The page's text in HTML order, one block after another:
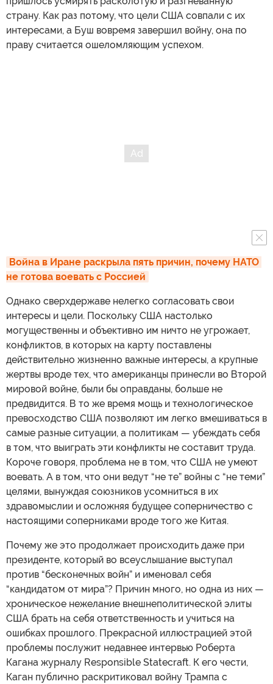
страну. Как раз потому, что цели США совпали с их
интересами, а Буш вовремя завершил войну, она по
праву считается ошеломляющим успехом.
Война в Иране раскрыла пять причин, почему НАТО
не готова воевать с Россией
Однако сверхдержаве нелегко согласовать свои
интересы и цели. Поскольку США настолько
могущественны и объективно им ничто не угрожает,
конфликтов, в которых на карту поставлены
действительно жизненно важные интересы, а крупные
жертвы вроде тех, что американцы принесли во Второй
мировой войне, были бы оправданы, больше не
предвидится. В то же время мощь и технологическое
превосходство США позволяют им легко вмешиваться в
самые разные ситуации, а политикам — убеждать себя
в том, что выиграть эти конфликты не составит труда.
Короче говоря, проблема не в том, что США не умеют
воевать. А в том, что они ведут “не те” войны с “не теми”
целями, вынуждая союзников усомниться в их
здравомыслии и осложняя будущее соперничество с
настоящими соперниками вроде того же Китая.
Почему же это продолжает происходить даже при
президенте, который во всеуслышание выступал
против “бесконечных войн” и именовал себя
“кандидатом от мира”? Причин много, но одна из них —
хроническое нежелание внешнеполитической элиты
США брать на себя ответственность и учиться на
ошибках прошлого. Прекрасной иллюстрацией этой
проблемы послужит недавнее интервью Роберта
Кагана журналу Responsible Statecraft. К его чести,
Каган публично раскритиковал войну Трампа с